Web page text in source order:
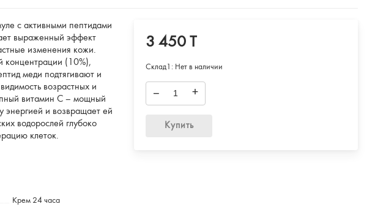
с активными пептидами
выраженный эффект
изменения кожи.
концентрации (10%),
меди подтягивают и
возрастных и
витамин С – мощный
энергией и возвращает ей
водорослей глубоко
клеток.
Крем 24 часа
3 450 T
Склад1: Нет в наличии
– +
Купить